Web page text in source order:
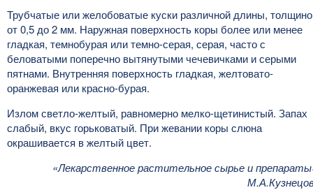
Трубчатые или желобоватые куски различной длины,
от 0,5 до 2 мм. Наружная поверхность коры более или менее
гладкая, темнобурая или темно-серая, серая, часто с
беловатыми поперечно вытянутыми чечевичками и серыми
пятнами. Внутренняя поверхность гладкая, желтовато-
оранжевая или красно-бурая.
Излом светло-желтый, равномерно мелко-щетинистый. Запах
слабый, вкус горьковатый. При жевании коры слюна
окрашивается в желтый цвет.
«Лекарственное растительное сырье и